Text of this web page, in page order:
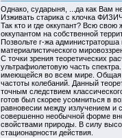
Однако, сударыня, ...да как Вам
Изживать старика с клочка
Так кто и где оккупант? Всю
оккупантом на собственной
Позвольте г-жа
материалистического
С точки зрения теоретических
ультрафиолетовую часть
имеющейся во всем мире. Общая
частоты колебаний. Данный
точным следствием
готов был скорее усомниться в
равновесии между излучением и
совершенно необычной форме
свойствами природы. В силу
стационарности действия.